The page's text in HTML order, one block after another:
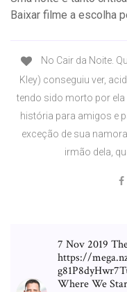
Baixar filme a escolha
No Cair da Noite.
Kley) conseguiu ver,
tendo sido morto por
história para amigos e
exceção de sua
irmão dela,
7 Nov 2019
https://
Where We